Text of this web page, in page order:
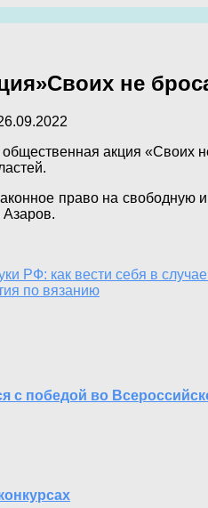
не
акция «Своих
право на
Азаров.
РФ: как вести себя в
по вязанию
победой во